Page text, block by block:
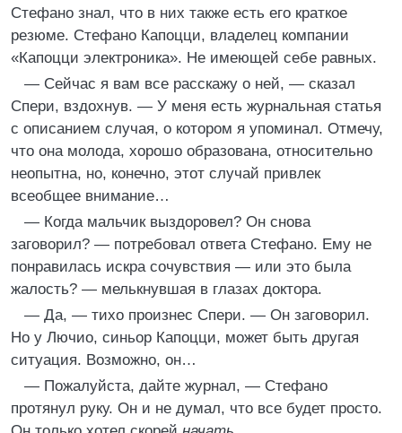
Стефано знал, что в них также есть его краткое
резюме. Стефано Капоцци, владелец компании
«Капоцци электроника». Не имеющей себе равных.
— Сейчас я вам все расскажу о ней, — сказал
Спери, вздохнув. — У меня есть журнальная статья
с описанием случая, о котором я упоминал. Отмечу,
что она молода, хорошо образована, относительно
неопытна, но, конечно, этот случай привлек
всеобщее внимание…
— Когда мальчик выздоровел? Он снова
заговорил? — потребовал ответа Стефано. Ему не
понравилась искра сочувствия — или это была
жалость? — мелькнувшая в глазах доктора.
— Да, — тихо произнес Спери. — Он заговорил.
Но у Лючио, синьор Капоцци, может быть другая
ситуация. Возможно, он…
— Пожалуйста, дайте журнал, — Стефано
протянул руку. Он и не думал, что все будет просто.